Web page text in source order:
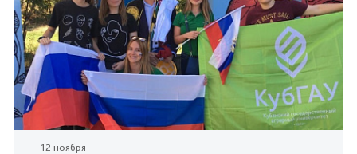
12 ноября